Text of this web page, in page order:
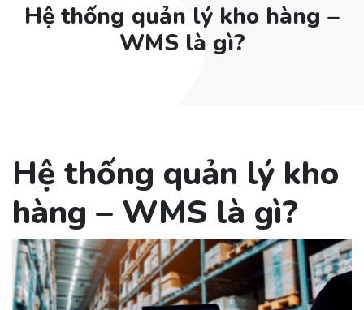
Hệ thống quản lý kho hàng –
WMS là gì?
Hệ thống quản lý kho
hàng – WMS là gì?